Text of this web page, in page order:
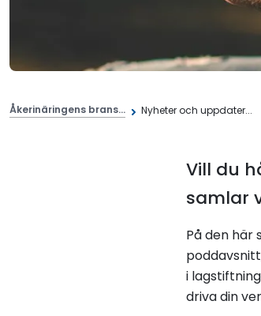
Åkerinäringens brans... Nyheter och uppdater...
Vill du
samlar
På den här
i
driva din